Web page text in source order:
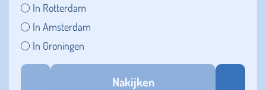
In Rotterdam
In Amsterdam
In Groningen
Nakijken